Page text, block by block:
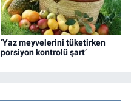
‘Yaz meyvelerini tüketirken
porsiyon kontrolü şart’